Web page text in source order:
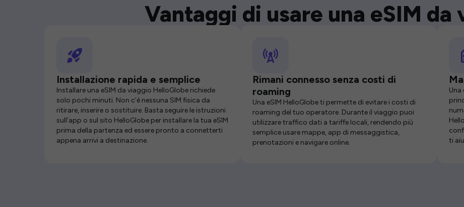
Vantaggi di usare una eSIM da
Installazione rapida e semplice
Installare una eSIM da viaggio HelloGlobe richiede
solo pochi minuti. Non c’è nessuna SIM fisica da
ritirare, inserire o sostituire. Basta seguire le istruzioni
sull’app o sul sito HelloGlobe per installare la tua eSIM
prima della partenza ed essere pronto a connetterti
appena arrivi a destinazione.
Rimani connesso senza costi di
roaming
Una eSIM HelloGlobe ti permette di evitare i costi di
roaming del tuo operatore. Durante il viaggio puoi
utilizzare traffico dati a tariffe locali, rendendo più
semplice usare mappe, app di messaggistica,
prenotazioni e navigare online.
Una
ti